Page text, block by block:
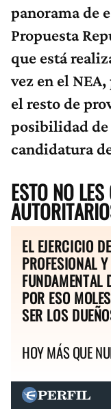
panorama de
Propuesta
que está
vez en el
el resto de
posibilidad
candidatura
ESTO NO
EL EJERCICIO
PROFESIONAL
FUNDAMENTAL
POR ESO
SER LOS
HOY MÁS QUE